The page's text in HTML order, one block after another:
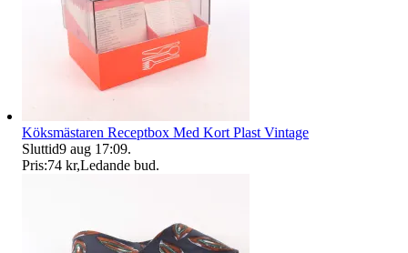
Köksmästaren Receptbox Med Kort Plast Vintage
Sluttid9 aug 17:09.
Pris:74 kr,Ledande bud.